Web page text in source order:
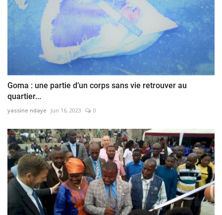
Goma : une partie d’un corps sans vie retrouver au
quartier...
yassine ndaye Jun 16, 2023 0